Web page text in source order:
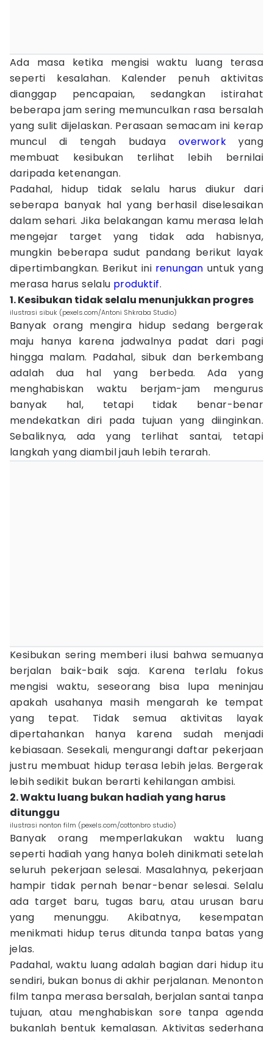
Ada masa ketika mengisi waktu luang terasa
seperti kesalahan. Kalender penuh aktivitas
dianggap pencapaian, sedangkan istirahat
beberapa jam sering memunculkan rasa bersalah
yang sulit dijelaskan. Perasaan semacam ini kerap
muncul di tengah budaya overworkyang
membuat kesibukan terlihat lebih bernilai
daripada ketenangan.
Padahal, hidup tidak selalu harus diukur dari
seberapa banyak hal yang berhasil diselesaikan
dalam sehari. Jika belakangan kamu merasa lelah
mengejar target yang tidak ada habisnya,
mungkin beberapa sudut pandang berikut layak
dipertimbangkan. Berikut ini renungan untuk yang
merasa harus selalu produktif.
1. Kesibukan tidak selalu menunjukkan progres
ilustrasi sibuk (pexels.com/Antoni Shkraba Studio)
Banyak orang mengira hidup sedang bergerak
maju hanya karena jadwalnya padat dari pagi
hingga malam. Padahal, sibuk dan berkembang
adalah dua hal yang berbeda. Ada yang
menghabiskan waktu berjam-jam mengurus
banyak hal, tetapi tidak benar-benar
mendekatkan diri pada tujuan yang diinginkan.
Sebaliknya, ada yang terlihat santai, tetapi
langkah yang diambil jauh lebih terarah.
Kesibukan sering memberi ilusi bahwa semuanya
berjalan baik-baik saja. Karena terlalu fokus
mengisi waktu, seseorang bisa lupa meninjau
apakah usahanya masih mengarah ke tempat
yang tepat. Tidak semua aktivitas layak
dipertahankan hanya karena sudah menjadi
kebiasaan. Sesekali, mengurangi daftar pekerjaan
justru membuat hidup terasa lebih jelas. Bergerak
lebih sedikit bukan berarti kehilangan ambisi.
2. Waktu luang bukan hadiah yang harus
ditunggu
ilustrasi nonton film (pexels.com/cottonbro studio)
Banyak orang memperlakukan waktu luang
seperti hadiah yang hanya boleh dinikmati setelah
seluruh pekerjaan selesai. Masalahnya, pekerjaan
hampir tidak pernah benar-benar selesai. Selalu
ada target baru, tugas baru, atau urusan baru
yang menunggu. Akibatnya, kesempatan
menikmati hidup terus ditunda tanpa batas yang
jelas.
Padahal, waktu luang adalah bagian dari hidup itu
sendiri, bukan bonus di akhir perjalanan. Menonton
film tanpa merasa bersalah, berjalan santai tanpa
tujuan, atau menghabiskan sore tanpa agenda
bukanlah bentuk kemalasan. Aktivitas sederhana